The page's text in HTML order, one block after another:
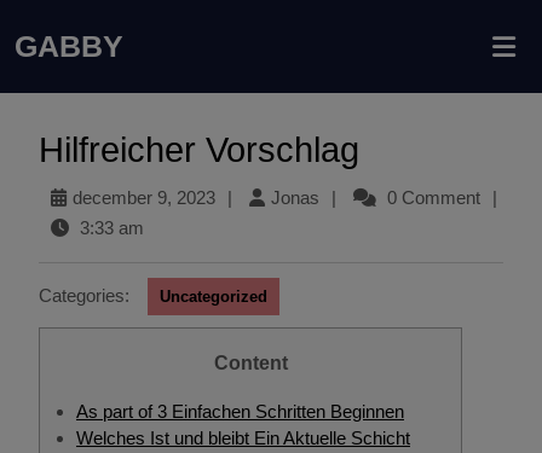
GABBY
Hilfreicher Vorschlag
december 9, 2023 | Jonas | 0 Comment
|
3:33 am
Categories: Uncategorized
Content
As part of 3 Einfachen Schritten Beginnen
Welches Ist und bleibt Ein Aktuelle Schicht